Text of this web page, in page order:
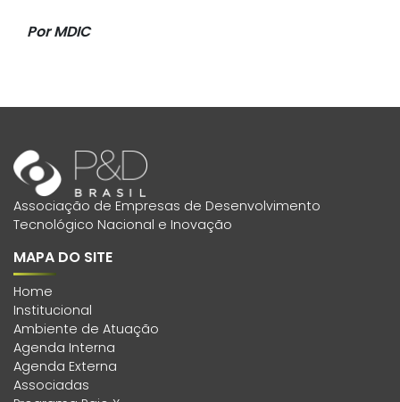
Por MDIC
Associação de Empresas de Desenvolvimento
Tecnológico Nacional e Inovação
MAPA DO SITE
Home
Institucional
Ambiente de Atuação
Agenda Interna
Agenda Externa
Associadas